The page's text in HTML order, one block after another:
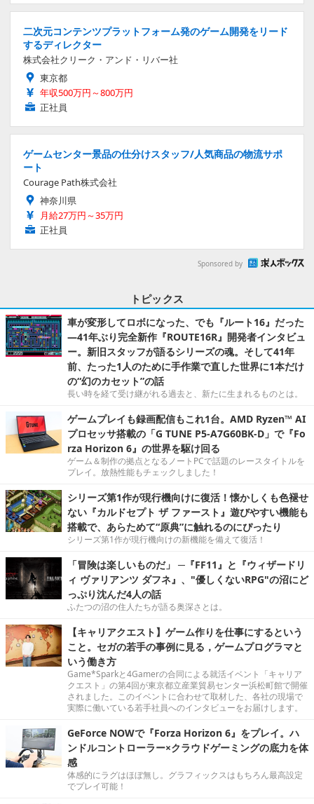
二次元コンテンツプラットフォーム発のゲーム開発をリード
するディレクター
株式会社クリーク・アンド・リバー社
東京都
年収500万円～800万円
正社員
ゲームセンター景品の仕分けスタッフ/人気商品の物流サポ
ート
Courage Path株式会社
神奈川県
月給27万円～35万円
正社員
Sponsored by
トピックス
車が変形してロボになった、でも『ルート16』だった
―41年ぶり完全新作『ROUTE16R』開発者インタビュ
ー。新旧スタッフが語るシリーズの魂。そして41年
前、たった1人のために手作業で直した世界に1本だけ
の“幻のカセット”の話
長い時を経て受け継がれる過去と、新たに生まれるものとは。
ゲームプレイも録画配信もこれ1台。AMD Ryzen™ AI
プロセッサ搭載の「G TUNE P5-A7G60BK-D」で『Fo
rza Horizon 6』の世界を駆け回る
ゲーム＆制作の拠点となるノートPCで話題のレースタイトルを
プレイ。放熱性能もチェックしました！
シリーズ第1作が現行機向けに復活！懐かしくも色褪せ
ない『カルドセプト ザ ファースト』遊びやすい機能も
搭載で、あらためて“原典”に触れるのにぴったり
シリーズ第1作が現行機向けの新機能を備えて復活！
「冒険は楽しいものだ」 ─『FF11』と『ウィザードリ
ィ ヴァリアンツ ダフネ』、"優しくないRPG"の沼にど
っぷり沈んだ4人の話
ふたつの沼の住人たちが語る奥深さとは。
【キャリアクエスト】ゲーム作りを仕事にするという
こと。セガの若手の事例に見る，ゲームプログラマと
いう働き方
Game*Sparkと4Gamerの合同による就活イベント「キャリア
クエスト」の第4回が東京都立産業貿易センター浜松町館で開催
されました。このイベントに合わせて取材した、各社の現場で
実際に働いている若手社員へのインタビューをお届けします。
GeForce NOWで『Forza Horizon 6』をプレイ。ハ
ンドルコントローラー×クラウドゲーミングの底力を体
感
体感的にラグはほぼ無し。グラフィックスはもちろん最高設定
でプレイ可能！